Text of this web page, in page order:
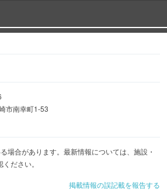
市南幸町1-53
場合があります。最新情報については、施設・
ださい。
掲載情報の誤記載を報告する